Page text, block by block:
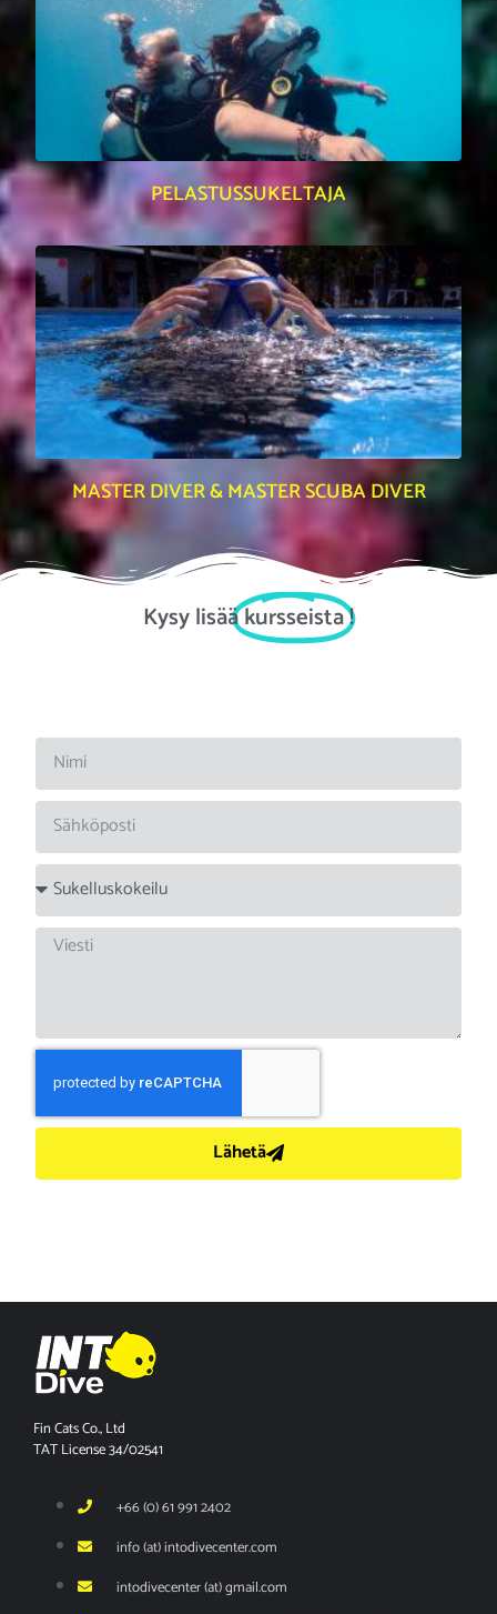
PELASTUSSUKELTAJA
MASTER DIVER & MASTER SCUBA DIVER
Kysy lisääkursseista!
Lähetä
Fin Cats Co., Ltd
TAT License 34/02541
+66 (0) 61 991 2402
info (at) intodivecenter.com
intodivecenter (at) gmail.com